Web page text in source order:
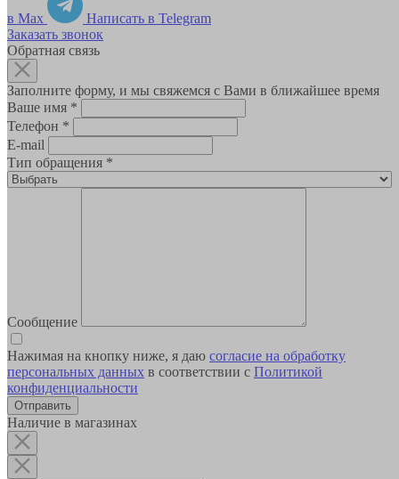
в Max
Написать в Telegram
Заказать звонок
Обратная связь
Заполните форму, и мы свяжемся с Вами в ближайшее время
Ваше имя *
Телефон *
E-mail
Тип обращения *
Сообщение
Нажимая на кнопку ниже, я даю согласие на обработку
персональных данных в соответствии с Политикой
конфиденциальности
Наличие в магазинах